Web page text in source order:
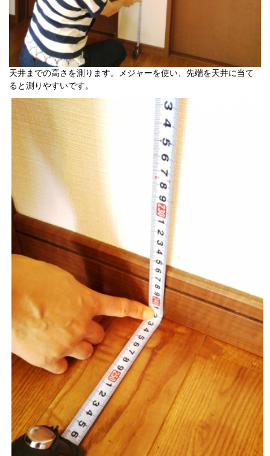
天井までの高さを測ります。メジャーを使い、先端を天井に当て
ると測りやすいです。